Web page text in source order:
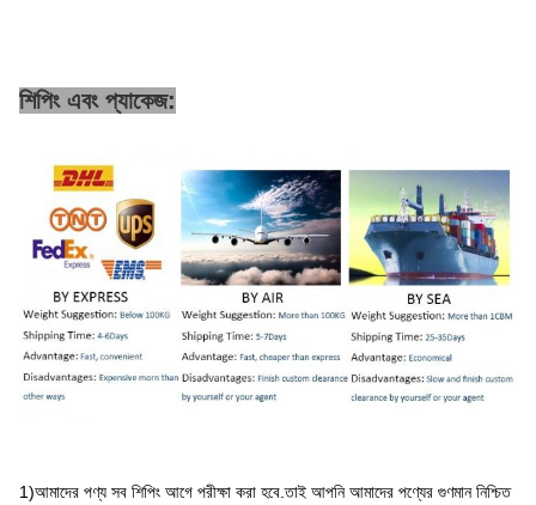
শিপিং এবং প্যাকেজ:
1)আমাদের পণ্য সব শিপিং আগে পরীক্ষা করা হবে.তাই আপনি আমাদের পণ্যের গুণমান নিশ্চিত